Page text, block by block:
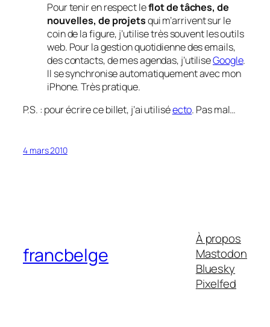
Pour tenir en respect leflot de tâches, de
nouvelles, de projetsqui m’arrivent sur le
coin de la figure, j’utilise très souvent les outils
web. Pour la gestion quotidienne des emails,
des contacts, de mes agendas, j’utiliseGoogle.
Il se synchronise automatiquement avec mon
iPhone. Très pratique.
P.S. : pour écrire ce billet, j’ai utiliséecto. Pas mal…
4 mars 2010
francbelge
À propos
Mastodon
Bluesky
Pixelfed